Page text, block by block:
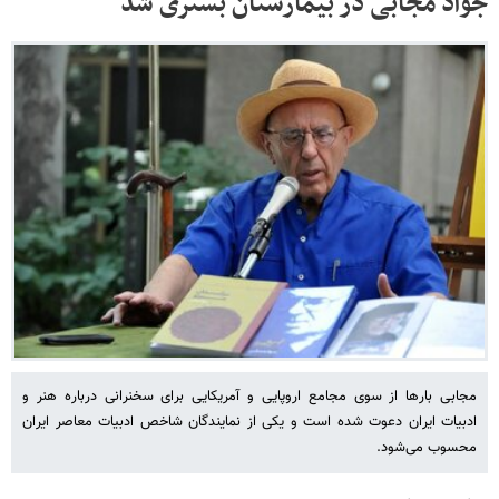
مجابی بارها از سوی مجامع اروپایی و آمریکایی برای سخنرانی درباره‌ هنر و
ادبیات ایران دعوت شده‌ است و یکی از نمایندگان شاخص ادبیات معاصر ایران
محسوب می‌شود.